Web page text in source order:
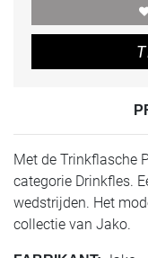
Met de Trinkflasche
categorie Drinkfles.
wedstrijden. Het
collectie van Jako.